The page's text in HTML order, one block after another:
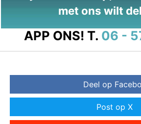
met ons wilt
APP ONS! T. 06 -
Deel op
Post op X